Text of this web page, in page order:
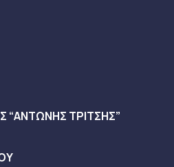
ΤΡΙΤΣΗΣ”